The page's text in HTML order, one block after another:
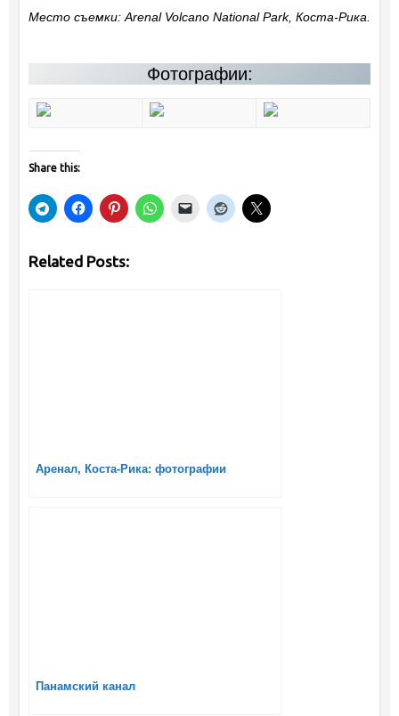
Место съемки: Arenal Volcano National Park, Коста-Рика.
Фотографии:
Share this:
Related Posts:
Аренал, Коста-Рика: фотографии
Панамский канал